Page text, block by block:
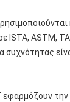
ASTM,